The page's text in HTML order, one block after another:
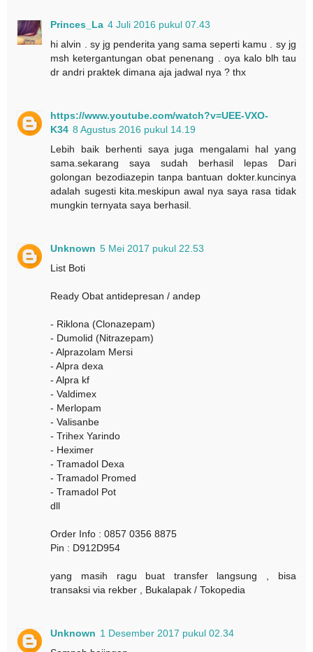
Princes_La 4 Juli 2016 pukul 07.43
hi alvin . sy jg penderita yang sama seperti kamu . sy jg
msh ketergantungan obat penenang . oya kalo blh tau
dr andri praktek dimana aja jadwal nya ? thx
https://www.youtube.com/watch?v=UEE-VXO-
K34 8 Agustus 2016 pukul 14.19
Lebih baik berhenti saya juga mengalami hal yang
sama.sekarang saya sudah berhasil lepas Dari
golongan bezodiazepin tanpa bantuan dokter.kuncinya
adalah sugesti kita.meskipun awal nya saya rasa tidak
mungkin ternyata saya berhasil.
Unknown 5 Mei 2017 pukul 22.53
List Boti
Ready Obat antidepresan / andep
- Riklona (Clonazepam)
- Dumolid (Nitrazepam)
- Alprazolam Mersi
- Alpra dexa
- Alpra kf
- Valdimex
- Merlopam
- Valisanbe
- Trihex Yarindo
- Heximer
- Tramadol Dexa
- Tramadol Promed
- Tramadol Pot
dll
Order Info : 0857 0356 8875
Pin : D912D954
yang masih ragu buat transfer langsung , bisa
transaksi via rekber , Bukalapak / Tokopedia
Unknown 1 Desember 2017 pukul 02.34